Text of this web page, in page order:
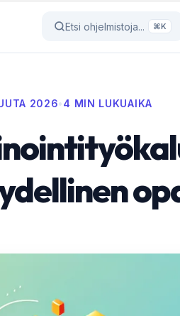
Etsi ohjelmistoja... ⌘K
2026•4 MIN LUKUAIKA